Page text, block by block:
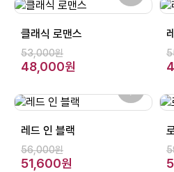
클래식 로맨스
53,000원
48,000원
레드 인 블랙
56,000원
51,600원